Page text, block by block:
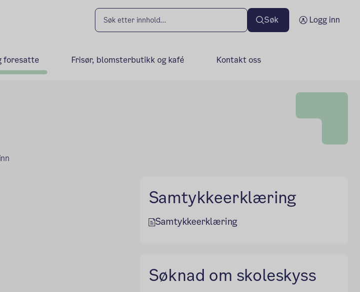
Søk Logg inn
foresatte Frisør, blomsterbutikk og kafé Kontakt oss
Samtykkeerklæring
Samtykkeerklæring
Søknad om skoleskyss